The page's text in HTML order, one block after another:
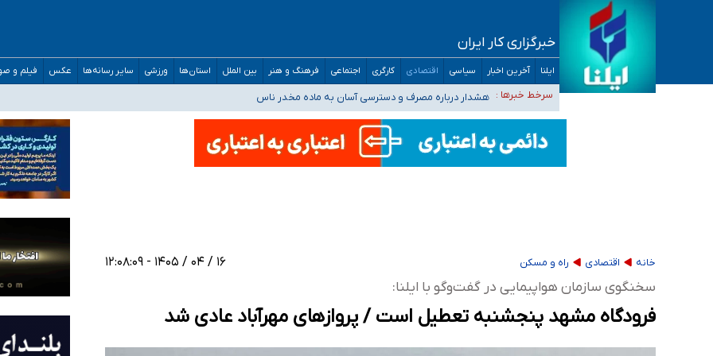
خبرگزاری کار ایران
ایلنا آخرین اخبار سیاسی اقتصادی کارگری اجتماعی فرهنگ و هنر بین الملل استان‌ها ورزشی سایر رسانه‌ها عکس فیلم و
سرخط خبرها :
ثبت‌نام بخش عمده دانش‌آموزان مدارس ایرانی امارات در کشور/ درباره محصلان باقی‌مانده در دبی متناسب با شرایط جدید
هشدار درباره مصرف و دسترسی آسان به ماده مخدر ناس
بازگشت اساتید دانشگاه فرهنگیان به کجا رسید؟
کسانی که خواهان ادامه جنگ هستند، برنامه خود را برای اداره کشور ارائه کنند
خانه اقتصادی راه و مسکن ۱۶ / ۰۴ / ۱۴۰۵ - ۱۲:۰۸:۰۹
سخنگوی سازمان هواپیمایی در گفت‌وگو با ایلنا:
فرودگاه مشهد پنجشنبه تعطیل است / پروازهای مهرآباد عادی شد